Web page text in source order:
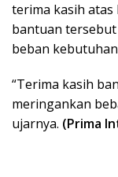
terima kasih
bantuan
beban
“Terima kasih
meringankan
ujarnya. (Prima